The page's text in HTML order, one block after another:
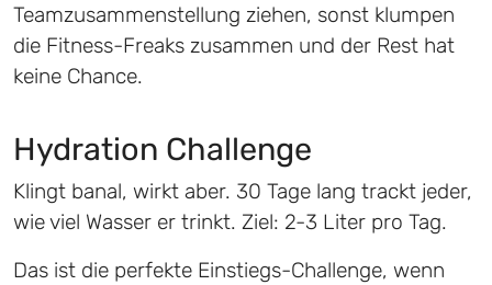
Teamzusammenstellung ziehen, sonst klumpen
die Fitness-Freaks zusammen und der Rest hat
keine Chance.
Hydration Challenge
Klingt banal, wirkt aber. 30 Tage lang trackt jeder,
wie viel Wasser er trinkt. Ziel: 2-3 Liter pro Tag.
Das ist die perfekte Einstiegs-Challenge, wenn